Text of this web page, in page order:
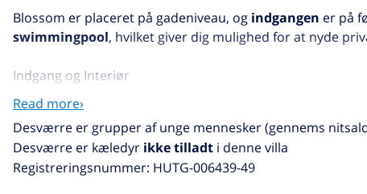
Blossom er placeret på gadeniveau, og indgangen er på
swimmingpool, hvilket giver dig mulighed for at nyde
Indgang og Interiør
Ved indgangen finder du en hyggelig
vedligeholdelsestilstand, hvilket giver en unik og farverig
hvilket gør opholdet endnu mere mindeværdigt.
Faciliteter og Udendørsområde
Read more›
Desværre er grupper af unge mennesker (gennems
Desværre er kæledyr ikke tilladt i denne villa
Registreringsnummer: HUTG-006439-49